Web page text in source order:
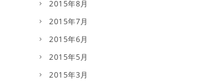
2015年8月
2015年7月
2015年6月
2015年5月
2015年3月